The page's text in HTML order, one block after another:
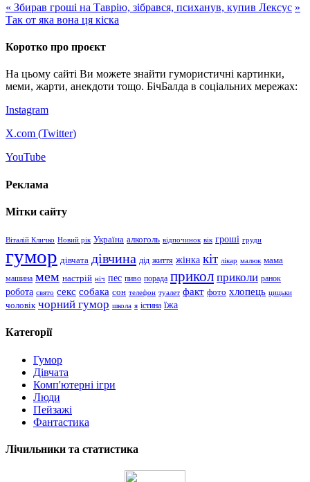
« Збирав гроші на Таврію, зібрався, психанув, купив Лексус »
Так от яка вона ця кіска
Коротко про проєкт
На цьому сайті Ви можете знайти гумористичні картинки,
меми, жарти, анекдоти тощо. БічБалда в соціальних мережах:
Instagram
X.com (Twitter)
YouTube
Реклама
Мітки сайту
Віталій Кличко Новий рік Україна алкоголь відпочинок вік гроші груди
гумор дівчата дівчина дід життя жінка кіт лікар малюк мама
машина мем настрій ніч пес пиво порада прикол приколи ранок
робота свято секс собака сон телефон туалет факт фото хлопець цицьки
чоловік чорний гумор школа я істина їжа
Категорії
Гумор
Дівчата
Комп'ютерні ігри
Люди
Пейзажі
Фантастика
Лічильники та статистика